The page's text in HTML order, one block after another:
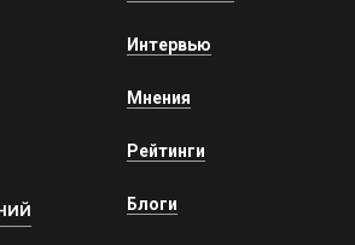
Интервью
Мнения
Рейтинги
Блоги